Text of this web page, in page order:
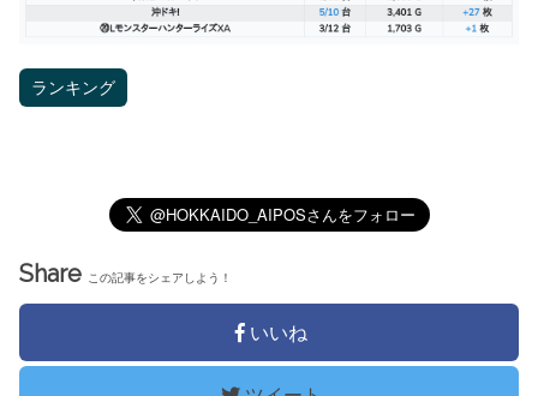
ランキング
Share この記事をシェアしよう！
いいね